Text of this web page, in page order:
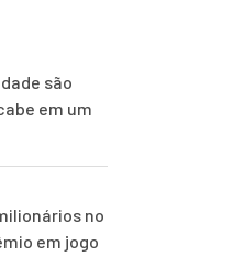
são
em um
no
em jogo